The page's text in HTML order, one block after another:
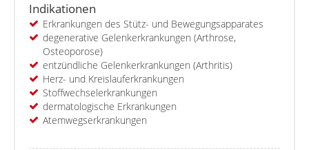
Indikationen
Erkrankungen des Stütz- und Bewegungsapparates
degenerative Gelenkerkrankungen (Arthrose,
Osteoporose)
entzündliche Gelenkerkrankungen (Arthritis)
Herz- und Kreislauferkrankungen
Stoffwechselerkrankungen
dermatologische Erkrankungen
Atemwegserkrankungen